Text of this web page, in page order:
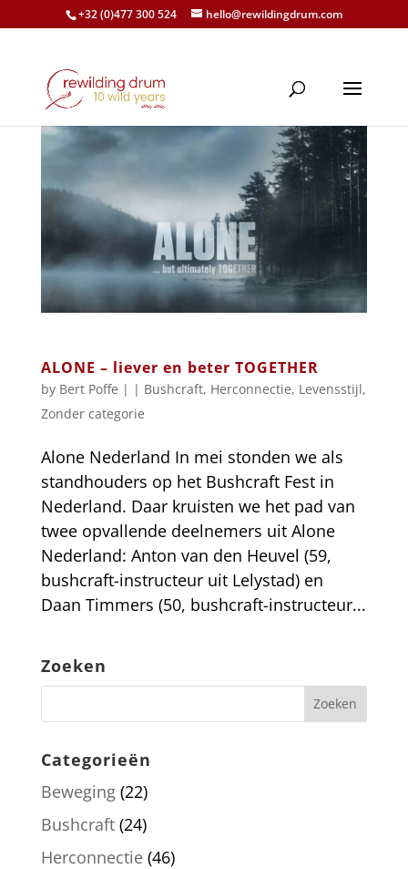
+32 (0)477 300 524 hello@rewildingdrum.com
ALONE – liever en beter TOGETHER
by Bert Poffe | | Bushcraft, Herconnectie, Levensstijl,
Zonder categorie
Alone Nederland In mei stonden we als
standhouders op het Bushcraft Fest in
Nederland. Daar kruisten we het pad van
twee opvallende deelnemers uit Alone
Nederland: Anton van den Heuvel (59,
bushcraft-instructeur uit Lelystad) en
Daan Timmers (50, bushcraft-instructeur...
Zoeken
Categorieën
Beweging(22)
Bushcraft(24)
Herconnectie(46)